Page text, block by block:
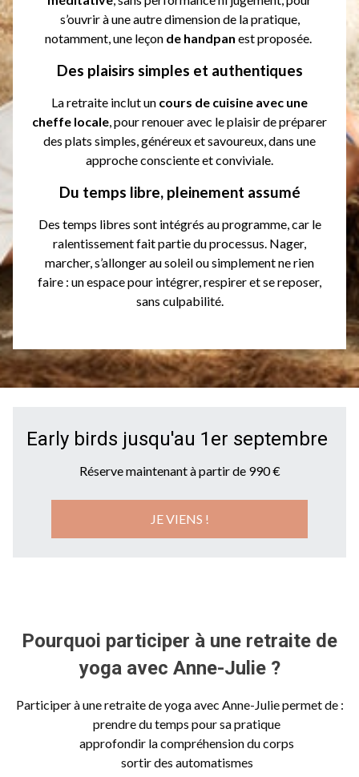
s’ouvrir à une autre dimension de la pratique,
notamment, une leçon de handpan est proposée.
Des plaisirs simples et authentiques
La retraite inclut un cours de cuisine avec une
cheffe locale, pour renouer avec le plaisir de préparer
des plats simples, généreux et savoureux, dans une
approche consciente et conviviale.
Du temps libre, pleinement assumé
Des temps libres sont intégrés au programme, car le
ralentissement fait partie du processus. Nager,
marcher, s’allonger au soleil ou simplement ne rien
faire : un espace pour intégrer, respirer et se reposer,
sans culpabilité.
Early birds jusqu'au 1er septembre
Réserve maintenant à partir de 990 €
JE VIENS !
Pourquoi participer à une retraite de
yoga avec Anne-Julie ?
Participer à une retraite de yoga avec Anne-Julie permet de :
prendre du temps pour sa pratique
approfondir la compréhension du corps
sortir des automatismes